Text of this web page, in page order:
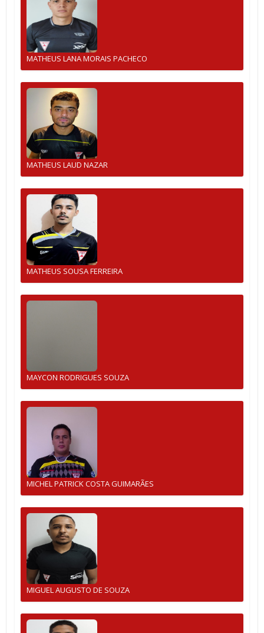
MATHEUS LANA MORAIS PACHECO
MATHEUS LAUD NAZAR
MATHEUS SOUSA FERREIRA
MAYCON RODRIGUES SOUZA
MICHEL PATRICK COSTA GUIMARÃES
MIGUEL AUGUSTO DE SOUZA